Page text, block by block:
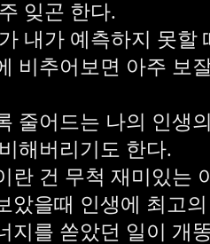
잊곤 한다.
내가 예측하지 못할
비추어보면 아주 보
줄어드는 나의 인생
해버리기도 한다.
란 건 무척 재미있는
았을때 인생에 최고
지를 쏟았던 일이 개